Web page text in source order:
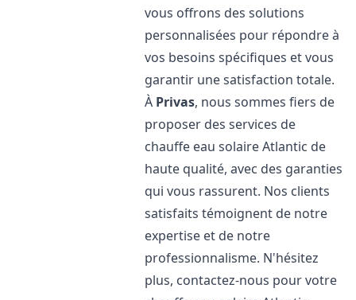
vous offrons des solutions
personnalisées pour répondre à
vos besoins spécifiques et vous
garantir une satisfaction totale.
À Privas, nous sommes fiers de
proposer des services de
chauffe eau solaire Atlantic de
haute qualité, avec des garanties
qui vous rassurent. Nos clients
satisfaits témoignent de notre
expertise et de notre
professionnalisme. N'hésitez
plus, contactez-nous pour votre